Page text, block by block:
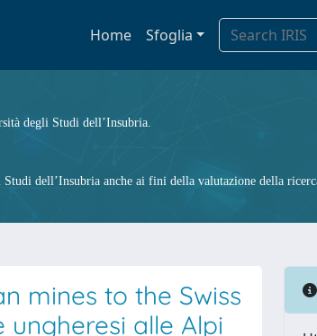
Home Sfoglia
degli Studi dell’Insubria.
dell’Insubria anche ai fini della valutazione della
mines to the Swiss
alle Alpi